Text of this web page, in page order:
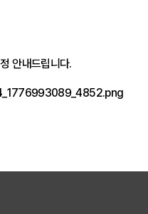
안내드립니다.